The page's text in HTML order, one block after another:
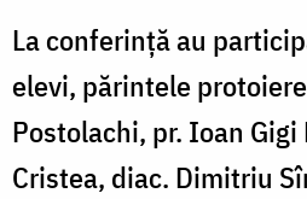
La conferinţă au
elevi, părintele
Postolachi, pr. Ioan
Cristea, diac. Dimitriu